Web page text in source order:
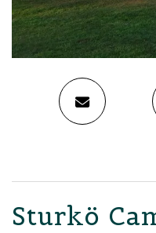
Sturkö